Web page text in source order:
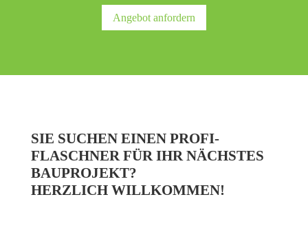
Angebot anfordern
SIE SUCHEN EINEN PROFI-
FLASCHNER FÜR IHR NÄCHSTES
BAUPROJEKT?
HERZLICH WILLKOMMEN!